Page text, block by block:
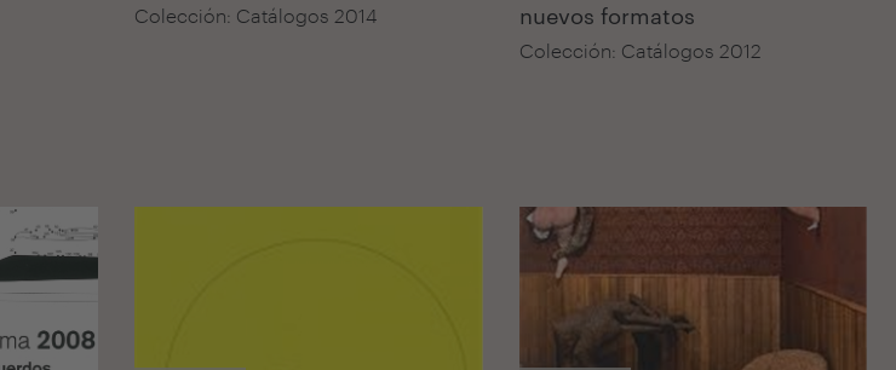
Colección: Catálogos 2014
nuevos formatos
Colección: Catálogos 2012